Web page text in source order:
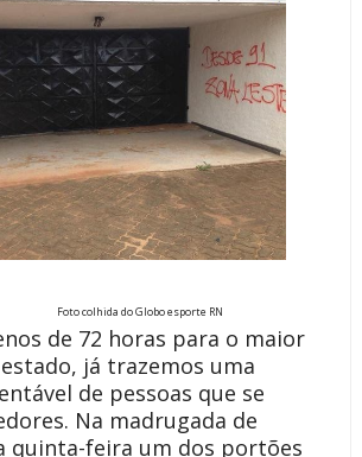
do Globo esporte RN
de 72 horas para o maior
já trazemos uma
de pessoas que se
Na madrugada de
quinta-feira um dos portões